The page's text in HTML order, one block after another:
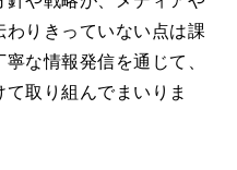
りきっていない点は課
な情報発信を通じて、
取り組んでまいりま